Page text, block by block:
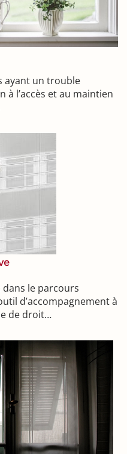
ayant un trouble
l’accès et au maintien
dans le parcours
d’accompagnement à
de droit…